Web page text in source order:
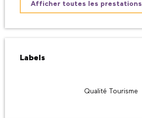
Afficher toutes les prestations
Labels
Labels
Qualité Tourisme